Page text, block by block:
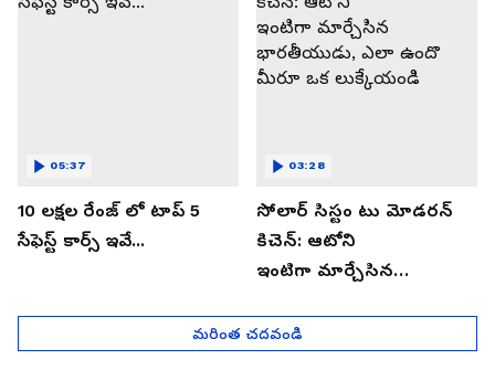
10 లక్షల రేంజ్ లో టాప్ 5
సేఫెస్ట్ కార్స్ ఇవే...
05:37
సోలార్ సిస్టం టు మోడరన్
కిచెన్: ఆటోని
ఇంటిగా మార్చేసిన
మీరూ ఒక లుక్కేయండి
03:28
మరింత చదవండి